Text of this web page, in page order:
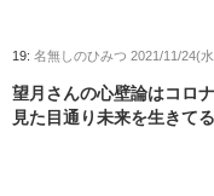
19: 名無しのひみつ 2021/11/24(
望月さんの心壁論はコロ
見た目通り未来を生きて